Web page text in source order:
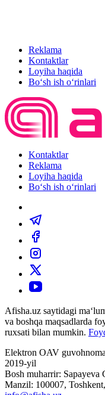
Reklama
Kontaktlar
Loyiha haqida
Bo‘sh ish o‘rinlari
Kontaktlar
Reklama
Loyiha haqida
Bo‘sh ish o‘rinlari
Afisha.uz saytidagi
va boshqa maqsadlarda
ruxsati bilan mumkin.
Elektron OAV
2019-yil
Bosh muharrir: Sapayeva
Manzil: 100007,